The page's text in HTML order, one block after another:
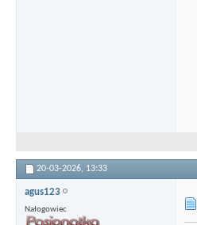
20-03-2026, 13:33
agus123
Nałogowiec